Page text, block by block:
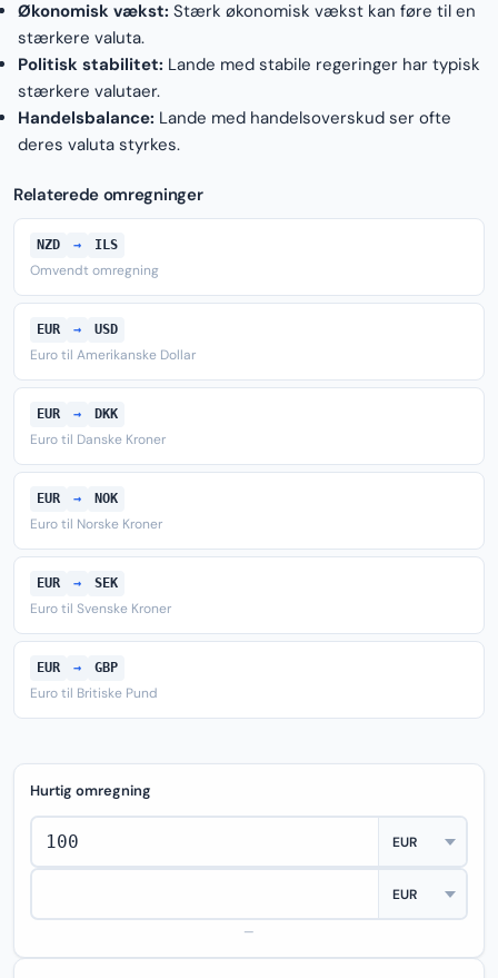
Økonomisk vækst: Stærk økonomisk vækst kan føre til en
stærkere valuta.
Politisk stabilitet: Lande med stabile regeringer har typisk
stærkere valutaer.
Handelsbalance: Lande med handelsoverskud ser ofte
deres valuta styrkes.
Relaterede omregninger
NZD → ILS
Omvendt omregning
EUR → USD
Euro til Amerikanske Dollar
EUR → DKK
Euro til Danske Kroner
EUR → NOK
Euro til Norske Kroner
EUR → SEK
Euro til Svenske Kroner
EUR → GBP
Euro til Britiske Pund
Hurtig omregning
—